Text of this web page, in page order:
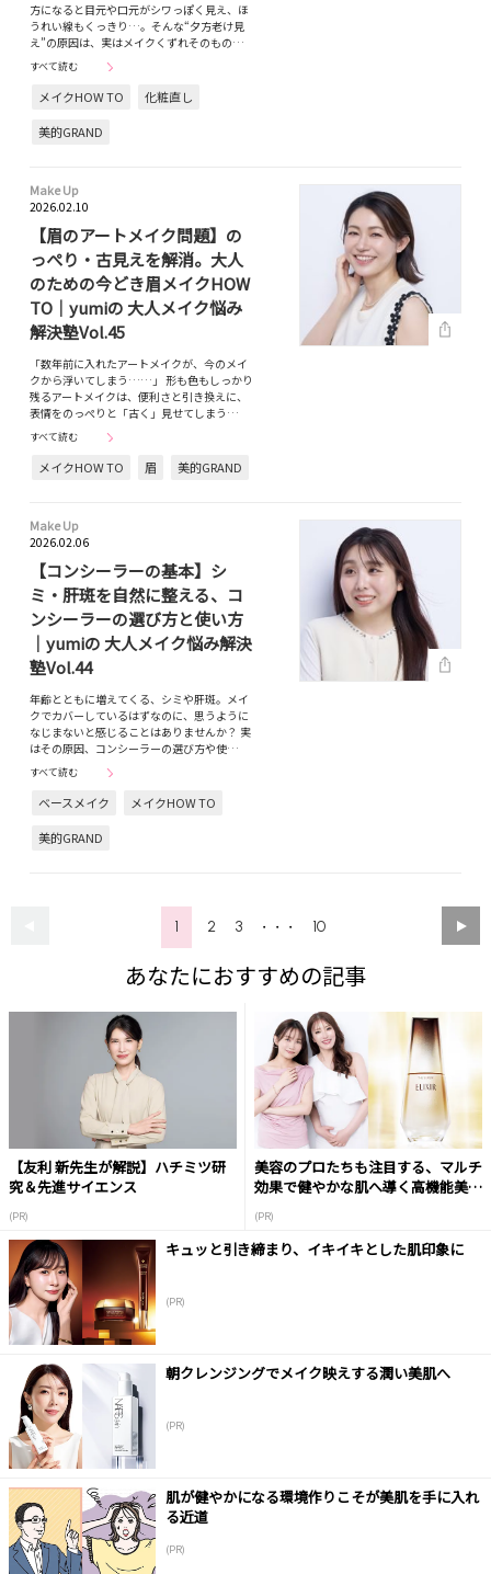
方になると目元や口元がシワっぽく見え、ほ
うれい線もくっきり…。そんな“夕方老け見
え”の原因は、実はメイクくずれそのもの…
すべて読む
メイクHOW TO
化粧直し
美的GRAND
Make Up
2026.02.10
【眉のアートメイク問題】の
っぺり・古見えを解消。大人
のための今どき眉メイクHOW
TO｜yumiの 大人メイク悩み
解決塾Vol.45
「数年前に入れたアートメイクが、今のメイ
クから浮いてしまう……」 形も色もしっかり
残るアートメイクは、便利さと引き換えに、
表情をのっぺりと「古く」見せてしまう…
すべて読む
メイクHOW TO 眉 美的GRAND
Make Up
2026.02.06
【コンシーラーの基本】シ
ミ・肝斑を自然に整える、コ
ンシーラーの選び方と使い方
｜yumiの 大人メイク悩み解決
塾Vol.44
年齢とともに増えてくる、シミや肝斑。メイ
クでカバーしているはずなのに、思うように
なじまないと感じることはありませんか？ 実
はその原因、コンシーラーの選び方や使…
すべて読む
ベースメイク
メイクHOW TO
美的GRAND
1 2 3 ・・・ 10
あなたにおすすめの記事
【友利 新先生が解説】ハチミツ研
究＆先進サイエンス
(PR)
美容のプロたちも注目する、マルチ
効果で健やかな肌へ導く高機能美容
(PR)
キュッと引き締まり、イキイキとした肌印象に
(PR)
朝クレンジングでメイク映えする潤い美肌へ
(PR)
肌が健やかになる環境作りこそが美肌を手に入れ
る近道
(PR)